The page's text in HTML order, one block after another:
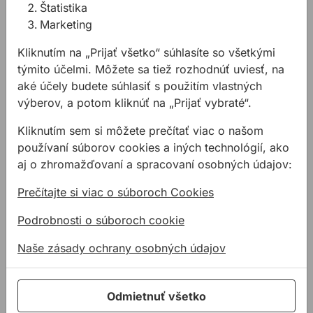
- vysoko priehľadné, z odolného akrylového skla s
presne brúsenými vnútornými obrysmi a
Vodováha s dvoma meracími plochami na presné
meranie vo všetkých polohách
Potiahnuté meracie povrchy chránia citlivé
povrchy
Plastové koncové kryty chránia profil pred
nárazmi
Ľahko sa čistí vďaka elektrostatickému
práškovému povlaku
Súvisiace články
Štatistika
Marketing
Kliknutím na „Prijať všetko“ súhlasíte so všetkými
týmito účelmi. Môžete sa tiež rozhodnúť uviesť, na
aké účely budete súhlasiť s použitím vlastných
výberov, a potom kliknúť na „Prijať vybraté“.
Kliknutím sem si môžete prečítať viac o našom
používaní súborov cookies a iných technológií, ako
aj o zhromažďovaní a spracovaní osobných údajov:
Prečítajte si viac o súboroch Cookies
Podrobnosti o súboroch cookie
Naše zásady ochrany osobných údajov
Odmietnuť všetko